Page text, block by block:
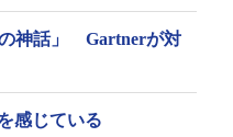
の神話」 Gartnerが対
感じている